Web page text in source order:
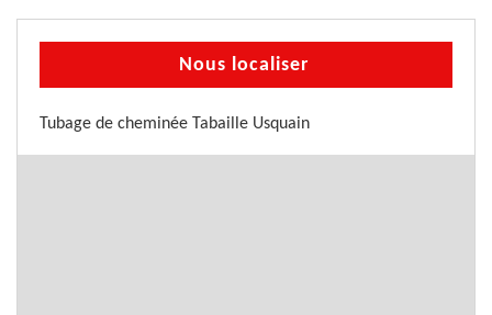
Nous localiser
Tubage de cheminée Tabaille Usquain